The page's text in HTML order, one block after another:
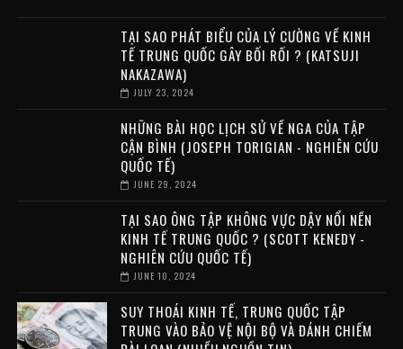
TẠI SAO PHÁT BIỂU CỦA LÝ CƯỜNG VỀ KINH
TẾ TRUNG QUỐC GÂY BỐI RỐI ? (KATSUJI
NAKAZAWA)
JULY 23, 2024
NHỮNG BÀI HỌC LỊCH SỬ VỀ NGA CỦA TẬP
CẬN BÌNH (JOSEPH TORIGIAN - NGHIÊN CỨU
QUỐC TẾ)
JUNE 29, 2024
TẠI SAO ÔNG TẬP KHÔNG VỰC DẬY NỔI NỀN
KINH TẾ TRUNG QUỐC ? (SCOTT KENEDY -
NGHIÊN CỨU QUỐC TẾ)
JUNE 10, 2024
SUY THOÁI KINH TẾ, TRUNG QUỐC TẬP
TRUNG VÀO BẢO VỆ NỘI BỘ VÀ ĐÁNH CHIẾM